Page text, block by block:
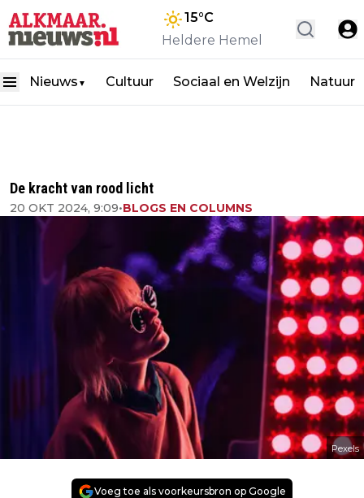
15°C
Heldere Hemel
Nieuws ▼ Cultuur Sociaal en Welzijn Natuur
De kracht van rood licht
20 OKT 2024, 9:09•BLOGS EN COLUMNS
Pexels
Voeg toe als voorkeursbron op Google